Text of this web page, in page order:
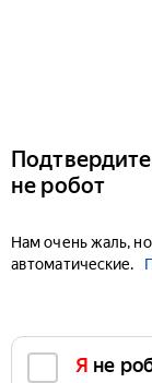
не робот
Нам очень жаль,
автоматические.
Я не